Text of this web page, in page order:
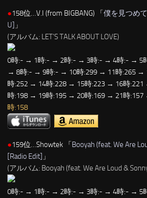
●158位…V.I (from BIGBANG) 「僕を見つめて
U] 」
(アルバム: LET’S TALK ABOUT LOVE)
0時:- → 1時:- → 2時:- → 3時:- → 4時:- → 5
→ 8時:- → 9時:- → 10時:299 → 11時:265 →
時:252 → 14時:228 → 15時:223 → 16時
時:198 → 19時:195 → 20時:169 → 21時
時:158
●159位…Showtek 「Booyah (feat. We Are
[Radio Edit] 」
(アルバム: Booyah (feat. We Are Loud &
0時:- → 1時:- → 2時:- → 3時:- → 4時:- → 5